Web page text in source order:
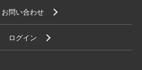
お問い合わせ
ログイン